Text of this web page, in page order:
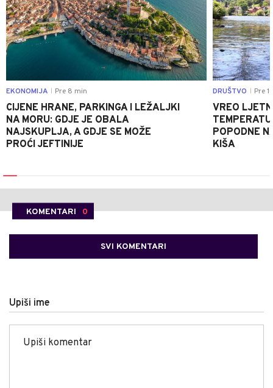
EKONOMIJA Pre 8 min
CIJENE HRANE, PARKINGA I LEŽALJKI
NA MORU: GDJE JE OBALA
NAJSKUPLJA, A GDJE SE MOŽE
PROĆI JEFTINIJE
DRUŠTVO Pre
VREO
POPODNE
KIŠA
KOMENTARI 0
SVI KOMENTARI
Upiši ime